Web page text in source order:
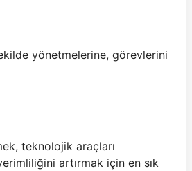
yönetmelerine, görevlerini
teknolojik araçları
artırmak için en sık